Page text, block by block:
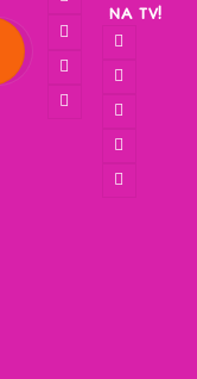
NA TV!